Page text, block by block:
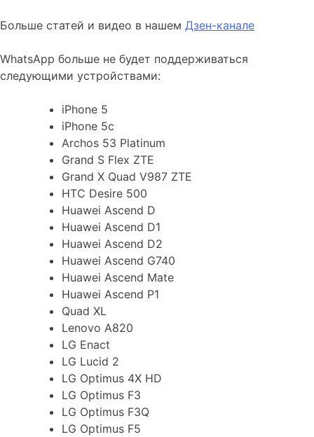
Больше статей и видео в нашем Дзен-канале
WhatsApp больше не будет поддерживаться
следующими устройствами:
iPhone 5
iPhone 5c
Archos 53 Platinum
Grand S Flex ZTE
Grand X Quad V987 ZTE
HTC Desire 500
Huawei Ascend D
Huawei Ascend D1
Huawei Ascend D2
Huawei Ascend G740
Huawei Ascend Mate
Huawei Ascend P1
Quad XL
Lenovo A820
LG Enact
LG Lucid 2
LG Optimus 4X HD
LG Optimus F3
LG Optimus F3Q
LG Optimus F5